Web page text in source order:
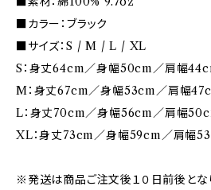
■カラー：ブラック
■サイズ：S / M / L / XL
S：身丈64cm／身幅50cm／肩幅
M：身丈67cm／身幅53cm／肩幅
L：身丈70cm／身幅56cm／肩幅
XL：身丈73cm／身幅59cm／肩幅
※発送は商品ご注文後１０日前後とな